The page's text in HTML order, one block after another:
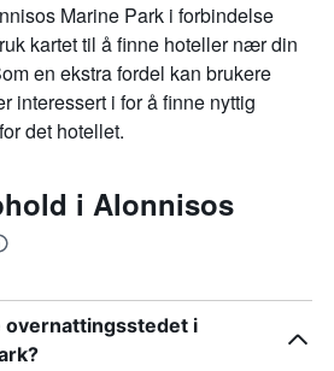
Marine Park i forbindelse
kartet til å finne hoteller nær din
en ekstra fordel kan brukere
interessert i for å finne nyttig
det hotellet.
i Alonnisos
overnattingsstedet i